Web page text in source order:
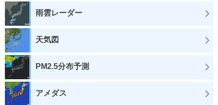
雨雲レーダー
天気図
PM2.5分布予測
アメダス